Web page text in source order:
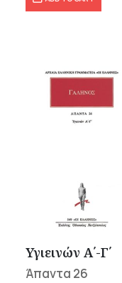
Υγιεινών Α΄-Γ΄
Άπαντα 26